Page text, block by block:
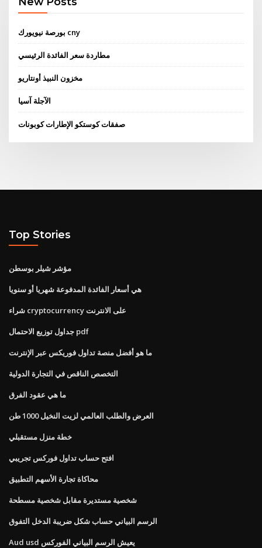
بورصة نيويورك cny
مطاردة سعر الفائدة الرئيسي
مخزون النبيذ أونتاريو
الآجلة آسيا
صفقات كوستكو الإطارات كوبونات
Top Stories
مؤشر شيلر بوسطن
هي أسعار الفائدة المدفوعة شهريا أو سنويا
شراء cryptocurrency على الانترنت
جداول توزيع الاحتمال pdf
ما هو أفضل منصة تداول فوريكس عبر الإنترنت
التخصص الناقص في التجارة الدولية
ما هي عقود الفرق
العرض والطلب العالمي لزيت النخيل 1000 طن
خطة منزل مستقبلي
افتح حساب تداول فوركس تجريبي
محاكاة تجارة الأسهم التطبيق
شخصية مستديرة مقابل شخصية مسطحة
الرسم البياني حساب شكل ضريبة الدخل التفوق
Aud usd يعيش الرسم البياني الفوركس